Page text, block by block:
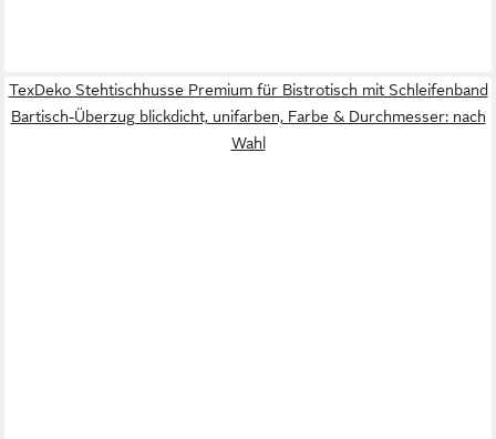
TexDeko Stehtischhusse Premium für Bistrotisch mit Schleifenband
Bartisch-Überzug blickdicht, unifarben, Farbe & Durchmesser: nach
Wahl